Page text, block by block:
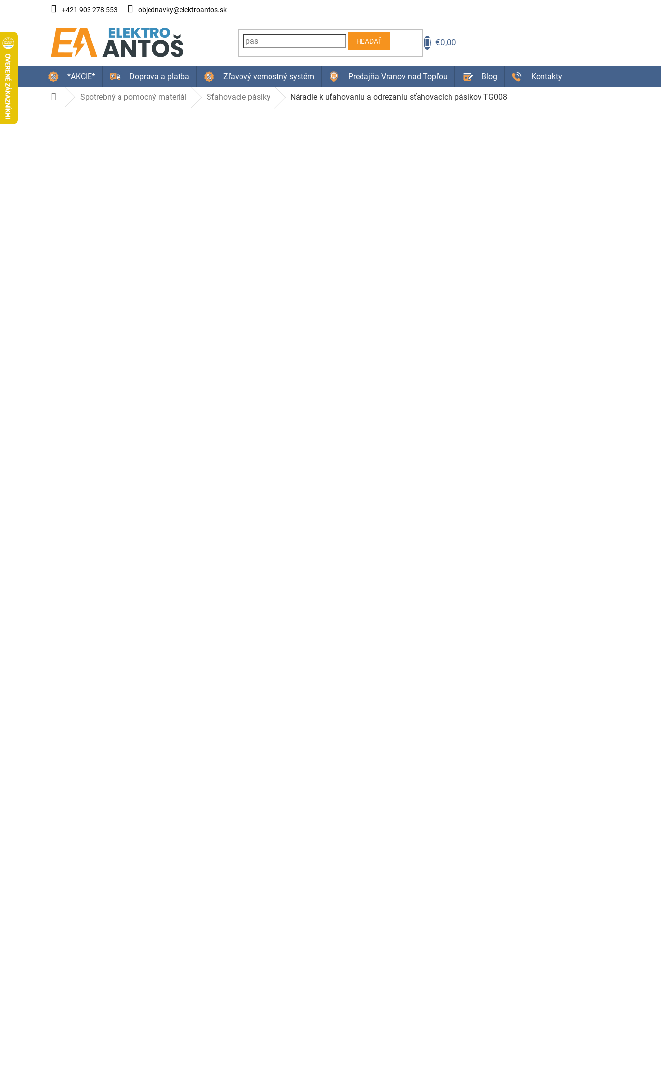
na
+421 903 278 553 objednavky@elektroantos.sk
HĽADAŤ
KOŠÍK
€0,00
*AKCIE* Doprava a platba Zľavový vernostný systém Predajňa Vranov nad Topľou Blog Kontakty
DomovSpotrebný a pomocný materiál Sťahovacie pásiky Náradie k uťahovaniu a odrezaniu sťahovacích pásikov TG008